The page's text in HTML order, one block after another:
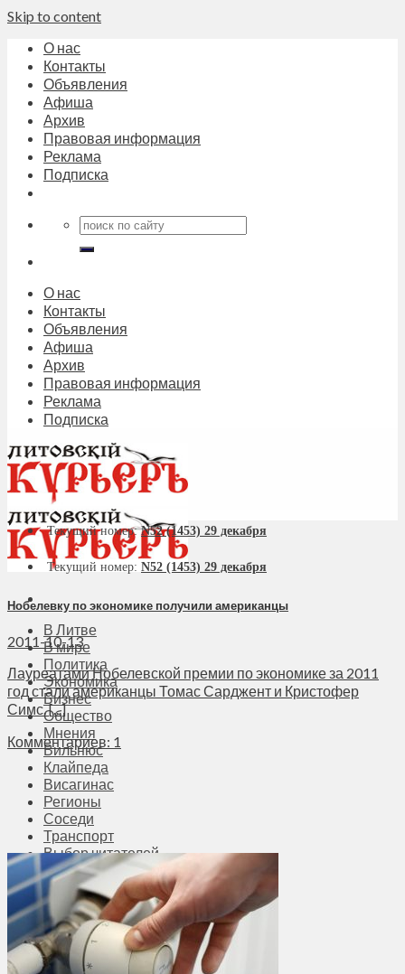
Skip to content
О нас
Контакты
Объявления
Афиша
Архив
Правовая информация
Реклама
Подписка
О нас
Контакты
Объявления
Афиша
Архив
Правовая информация
Реклама
Подписка
В Литве
В мире
Политика
Экономика
Бизнес
Общество
Мнения
Вильнюс
Клайпеда
Висагинас
Регионы
Соседи
Транспорт
Выбор читателей
Калейдоскоп
Армия
Сейм Литвы
Культура
Больше
Фоторепортаж
Текущий номер:N52 (1453) 29 декабря
Текущий номер: N52 (1453) 29 декабря
Нобелевку по экономике получили американцы
2011-10-13
Лауреатами Нобелевской премии по экономике за 2011
год стали американцы Томас Сарджент и Кристофер
Симс. [...]
Комментариев: 1